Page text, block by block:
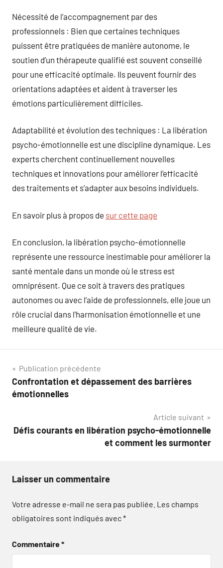
Nécessité de l’accompagnement par des
professionnels : Bien que certaines techniques
puissent être pratiquées de manière autonome, le
soutien d’un thérapeute qualifié est souvent conseillé
pour une efficacité optimale. Ils peuvent fournir des
orientations adaptées et aident à traverser les
émotions particulièrement difficiles.
Adaptabilité et évolution des techniques : La libération
psycho-émotionnelle est une discipline dynamique. Les
experts cherchent continuellement nouvelles
techniques et innovations pour améliorer l’efficacité
des traitements et s’adapter aux besoins individuels.
En savoir plus à propos de sur cette page
En conclusion, la libération psycho-émotionnelle
représente une ressource inestimable pour améliorer la
santé mentale dans un monde où le stress est
omniprésent. Que ce soit à travers des pratiques
autonomes ou avec l’aide de professionnels, elle joue un
rôle crucial dans l’harmonisation émotionnelle et une
meilleure qualité de vie.
Navigation
de
Publication précédente
Confrontation et dépassement des barrières
émotionnelles
Article suivant
Défis courants en libération psycho-émotionnelle
et comment les surmonter
Laisser un commentaire
Votre adresse e-mail ne sera pas publiée. Les champs
obligatoires sont indiqués avec*
Commentaire*